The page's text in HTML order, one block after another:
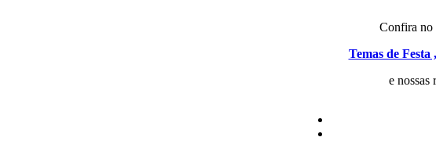
Confira no
Temas de Festa ,
e nossas